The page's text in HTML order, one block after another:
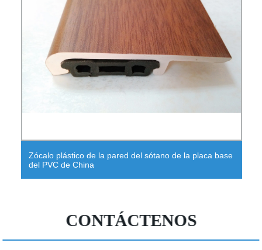
Zócalo plástico de la pared del sótano de la placa base
del PVC de China
CONTÁCTENOS